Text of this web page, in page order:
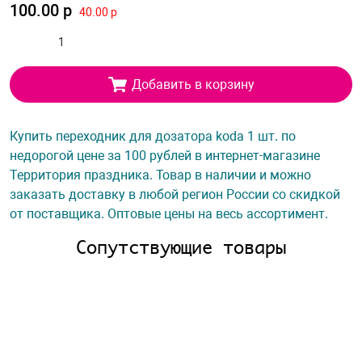
100.00 р 40.00 р
Добавить в корзину
Купить переходник для дозатора koda 1 шт. по
недорогой цене за 100 рублей в интернет-магазине
Территория праздника. Товар в наличии и можно
заказать доставку в любой регион России со скидкой
от поставщика. Оптовые цены на весь ассортимент.
Сопутствующие товары